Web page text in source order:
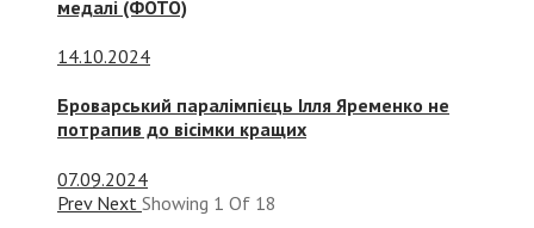
медалі (ФОТО)
14.10.2024
Броварський паралімпієць Ілля Яременко не
потрапив до вісімки кращих
07.09.2024
Prev Next Showing 1 Of 18